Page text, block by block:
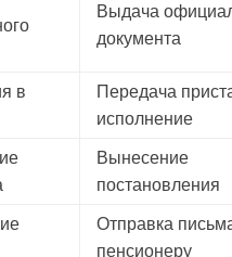
Выдача
документа
в
Передача
исполнение
Вынесение
постановления
Отправка
пенсионеру